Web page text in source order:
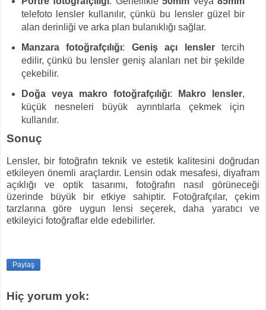
telefoto lensler kullanılır, çünkü bu lensler güzel bir
alan derinliği ve arka plan bulanıklığı sağlar.
Manzara fotoğrafçılığı: Geniş açı lenslertercih
edilir, çünkü bu lensler geniş alanları net bir şekilde
çekebilir.
Doğa veya makro fotoğrafçılığı: Makro lensler,
küçük nesneleri büyük ayrıntılarla çekmek için
kullanılır.
Sonuç
Lensler, bir fotoğrafın teknik ve estetik kalitesini doğrudan
etkileyen önemli araçlardır. Lensin odak mesafesi, diyafram
açıklığı ve optik tasarımı, fotoğrafın nasıl görüneceği
üzerinde büyük bir etkiye sahiptir. Fotoğrafçılar, çekim
tarzlarına göre uygun lensi seçerek, daha yaratıcı ve
etkileyici fotoğraflar elde edebilirler.
Paylaş
Hiç yorum yok: